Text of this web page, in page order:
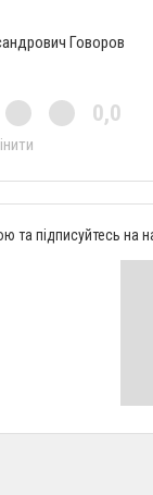
Говоров
0,0
та підписуйтесь на